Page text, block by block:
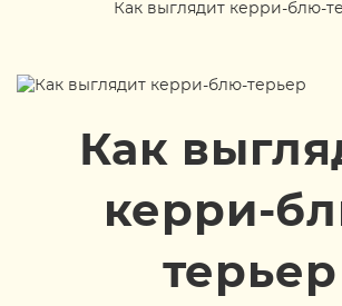
Как выглядит керри-блю-
Как
керри-
терьер